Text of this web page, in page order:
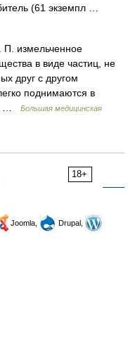
(61 экземпл …
измельченное
в виде частиц, не
друг с другом
поднимаются в
…
Большая медицинская
18+
Joomla,
Drupal,